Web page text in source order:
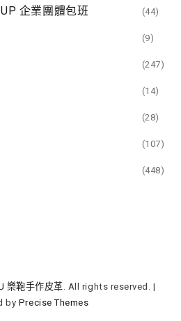
企業團體包班 (44)
(9)
(247)
(14)
(28)
(107)
(448)
樂鞄手作皮革. All rights reserved. |
by Precise Themes